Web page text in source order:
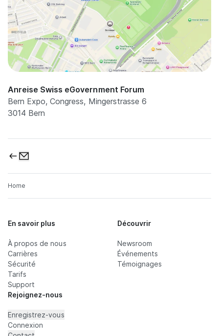
Anreise Swiss eGovernment Forum
Bern Expo, Congress, Mingerstrasse 6
3014 Bern
Home
En savoir plus
À propos de nous
Carrières
Sécurité
Tarifs
Support
Découvrir
Newsroom
Événements
Témoignages
Rejoignez-nous
Enregistrez-vous
Connexion